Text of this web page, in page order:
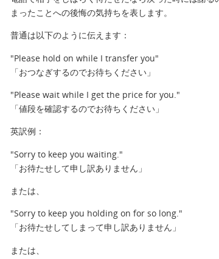
まったことへの後悔の気持ちを表します。
普通は以下のように伝えます：
"Please hold on while I transfer you"
「おつなぎするのでお待ちください」
"Please wait while I get the price for you."
「値段を確認するのでお待ちください」
英訳例：
"Sorry to keep you waiting."
「お待たせして申し訳ありません」
または、
"Sorry to keep you holding on for so long."
「お待たせしてしまって申し訳ありません」
または、